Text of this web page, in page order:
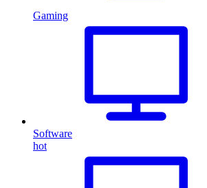
Gaming
Software
hot